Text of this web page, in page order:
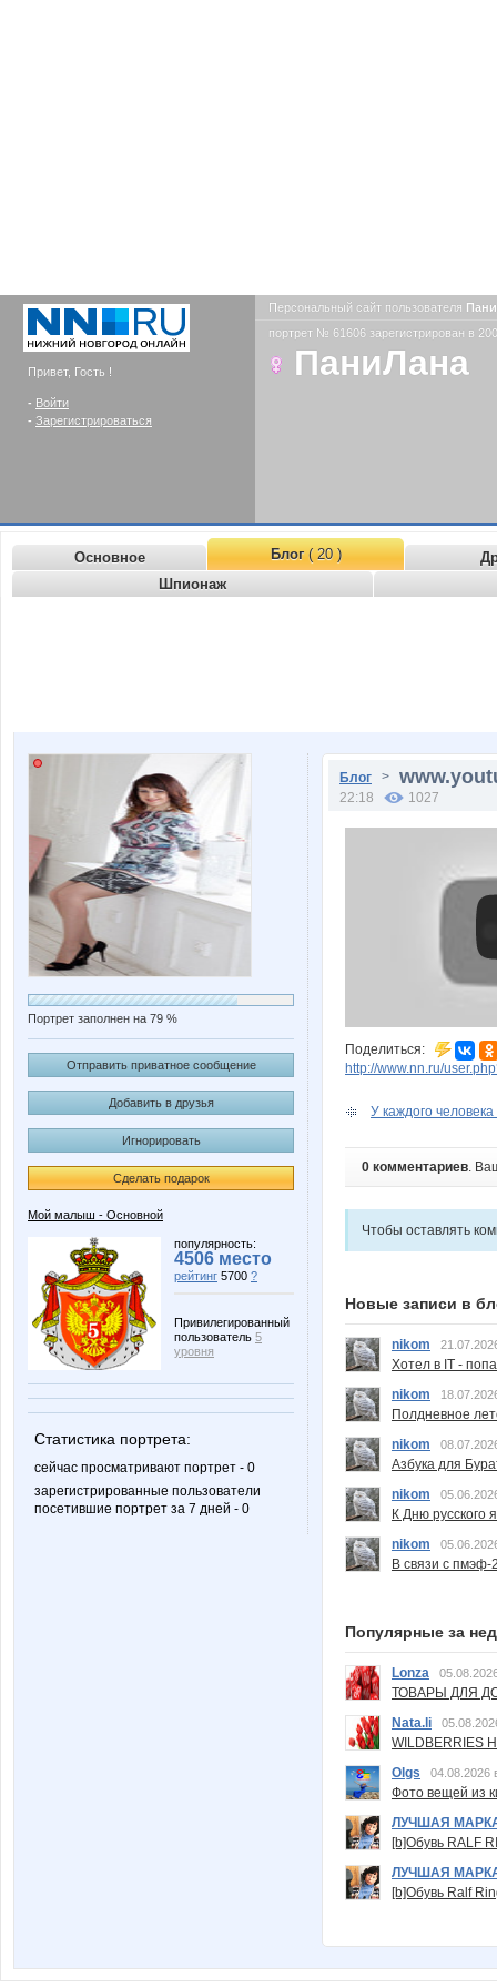
Привет, Гость !
- Войти
- Зарегистрироваться
Персональный сайт пользователя
портрет № 61606 зарегистрирован в
ПаниЛана
Основное Блог( 20 )
Шпионаж
Портрет заполнен на 79 %
Отправить приватное сообщение
Добавить в друзья
Игнорировать
Сделать подарок
Мой малыш - Основной
популярность:
4506 место
рейтинг 5700 ?
Привилегированный
пользователь 5
уровня
Статистика портрета:
сейчас просматривают портрет - 0
зарегистрированные пользователи
посетившие портрет за 7 дней - 0
Блог >
22:18 1027
Поделиться:
http://www.nn.ru/
У каждого
0 комментариев.
Чтобы оставлять
Новые записи в
nikom
Хотел в IT -
nikom
Полдневное
nikom
Азбука для
nikom
К Дню русского
nikom
В связи с пмэф-
Популярные за
Lonza
ТОВАРЫ ДЛЯ
Nata.li
Olgs
04.08.2026
Фото вещей из
ЛУЧШАЯ
[b]Обувь RALF
ЛУЧШАЯ
[b]Обувь Ralf